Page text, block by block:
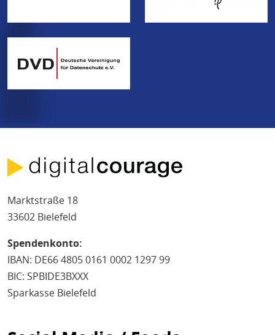
Marktstraße 18
33602 Bielefeld
Spendenkonto:
IBAN: DE66 4805 0161 0002 1297 99
BIC: SPBIDE3BXXX
Sparkasse Bielefeld